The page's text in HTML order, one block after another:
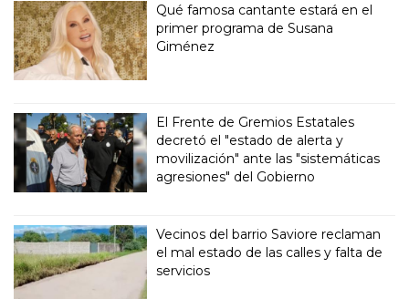
Qué famosa cantante estará en el
primer programa de Susana
Giménez
El Frente de Gremios Estatales
decretó el "estado de alerta y
movilización" ante las "sistemáticas
agresiones" del Gobierno
Vecinos del barrio Saviore reclaman
el mal estado de las calles y falta de
servicios